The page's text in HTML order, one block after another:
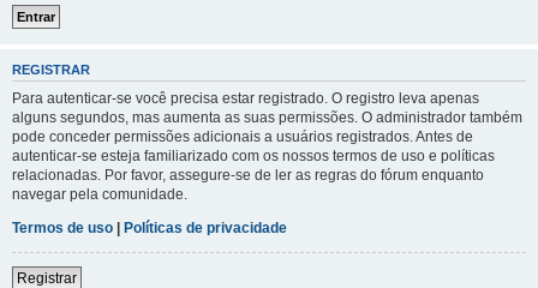
REGISTRAR
Para autenticar-se você precisa estar registrado. O registro leva apenas
alguns segundos, mas aumenta as suas permissões. O administrador também
pode conceder permissões adicionais a usuários registrados. Antes de
autenticar-se esteja familiarizado com os nossos termos de uso e políticas
relacionadas. Por favor, assegure-se de ler as regras do fórum enquanto
navegar pela comunidade.
Termos de uso | Políticas de privacidade
Registrar